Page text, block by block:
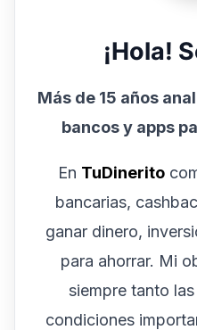
¡Hola!
Más de 15 años
bancos y apps
En TuDinerito
bancarias,
ganar dinero,
para ahorrar. Mi
siempre tanto
condiciones